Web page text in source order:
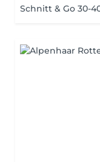
Schnitt & Go 30-